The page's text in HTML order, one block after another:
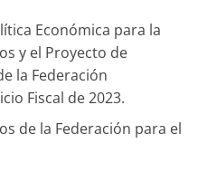
Económica para la
y el Proyecto de
la Federación
Fiscal de 2023.
de la Federación para el